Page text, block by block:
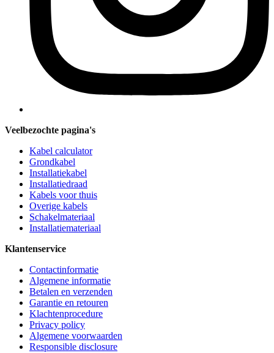
Veelbezochte pagina's
Kabel calculator
Grondkabel
Installatiekabel
Installatiedraad
Kabels voor thuis
Overige kabels
Schakelmateriaal
Installatiemateriaal
Klantenservice
Contactinformatie
Algemene informatie
Betalen en verzenden
Garantie en retouren
Klachtenprocedure
Privacy policy
Algemene voorwaarden
Responsible disclosure